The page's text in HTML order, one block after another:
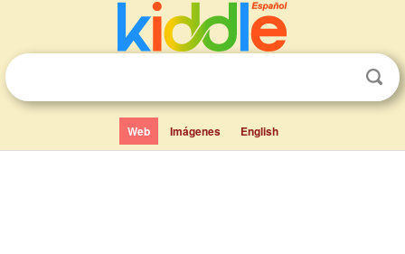
Web Imágenes English